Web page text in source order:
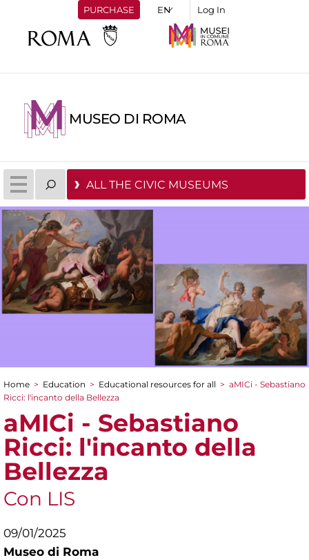
PURCHASE Log In
MUSEO DI ROMA
ALL THE CIVIC MUSEUMS
You are here
Home > Education > Educational resources for all > aMICi - Sebastiano
Ricci: l'incanto della Bellezza
aMICi - Sebastiano
Ricci: l'incanto della
Bellezza
Con LIS
09/01/2025
Museo di Roma